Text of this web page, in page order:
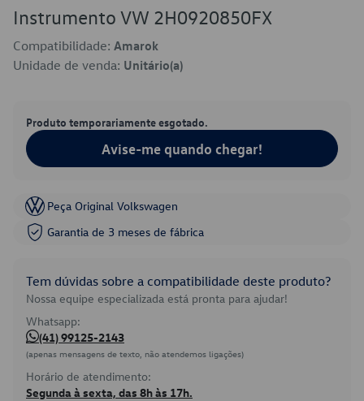
Instrumento VW 2H0920850FX
Compatibilidade: Amarok
Unidade de venda: Unitário(a)
Produto temporariamente esgotado.
Avise-me quando chegar!
Peça Original Volkswagen
Garantia de 3 meses de fábrica
Tem dúvidas sobre a compatibilidade deste produto?
Nossa equipe especializada está pronta para ajudar!
Whatsapp:
(41) 99125-2143
(apenas mensagens de texto, não atendemos ligações)
Horário de atendimento:
Segunda à sexta, das 8h às 17h.